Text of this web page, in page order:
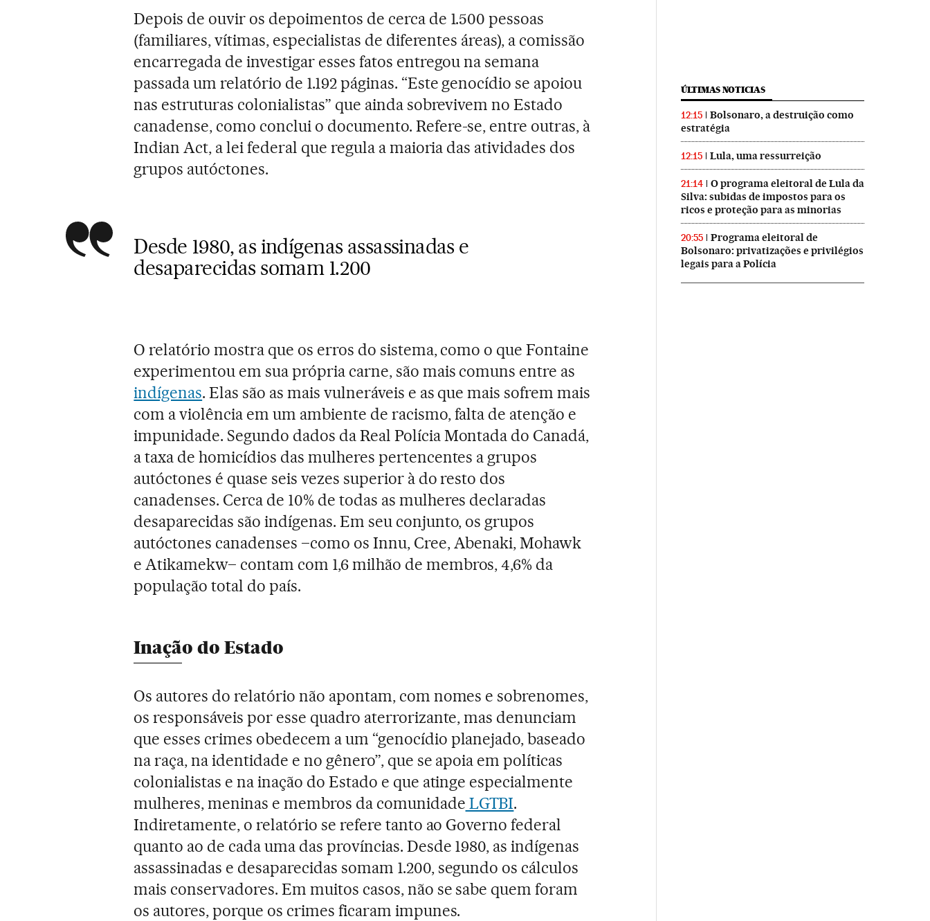
Depois de ouvir os depoimentos de cerca de 1.500 pessoas
(familiares, vítimas, especialistas de diferentes áreas), a comissão
encarregada de investigar esses fatos entregou na semana
passada um relatório de 1.192 páginas. “Este genocídio se apoiou
nas estruturas colonialistas” que ainda sobrevivem no Estado
canadense, como conclui o documento. Refere-se, entre outras, à
Indian Act, a lei federal que regula a maioria das atividades dos
grupos autóctones.
Desde 1980, as indígenas assassinadas e
desaparecidas somam 1.200
O relatório mostra que os erros do sistema, como o que Fontaine
experimentou em sua própria carne, são mais comuns entre as
indígenas. Elas são as mais vulneráveis e as que mais sofrem mais
com a violência em um ambiente de racismo, falta de atenção e
impunidade. Segundo dados da Real Polícia Montada do Canadá,
a taxa de homicídios das mulheres pertencentes a grupos
autóctones é quase seis vezes superior à do resto dos
canadenses. Cerca de 10% de todas as mulheres declaradas
desaparecidas são indígenas. Em seu conjunto, os grupos
autóctones canadenses –como os Innu, Cree, Abenaki, Mohawk
e Atikamekw– contam com 1,6 milhão de membros, 4,6% da
população total do país.
Inação do Estado
Os autores do relatório não apontam, com nomes e sobrenomes,
os responsáveis por esse quadro aterrorizante, mas denunciam
que esses crimes obedecem a um “genocídio planejado, baseado
na raça, na identidade e no gênero”, que se apoia em políticas
colonialistas e na inação do Estado e que atinge especialmente
mulheres, meninas e membros da comunidade LGTBI.
Indiretamente, o relatório se refere tanto ao Governo federal
quanto ao de cada uma das províncias. Desde 1980, as indígenas
assassinadas e desaparecidas somam 1.200, segundo os cálculos
mais conservadores. Em muitos casos, não se sabe quem foram
os autores, porque os crimes ficaram impunes.
ÚLTIMAS NOTICIAS
12:15
Bolsonaro, a destruição como
estratégia
12:15 Lula, uma ressurreição
21:14
O programa eleitoral de Lula da
Silva: subidas de impostos para os
ricos e proteção para as minorias
20:55
Programa eleitoral de
Bolsonaro: privatizações e privilégios
legais para a Polícia